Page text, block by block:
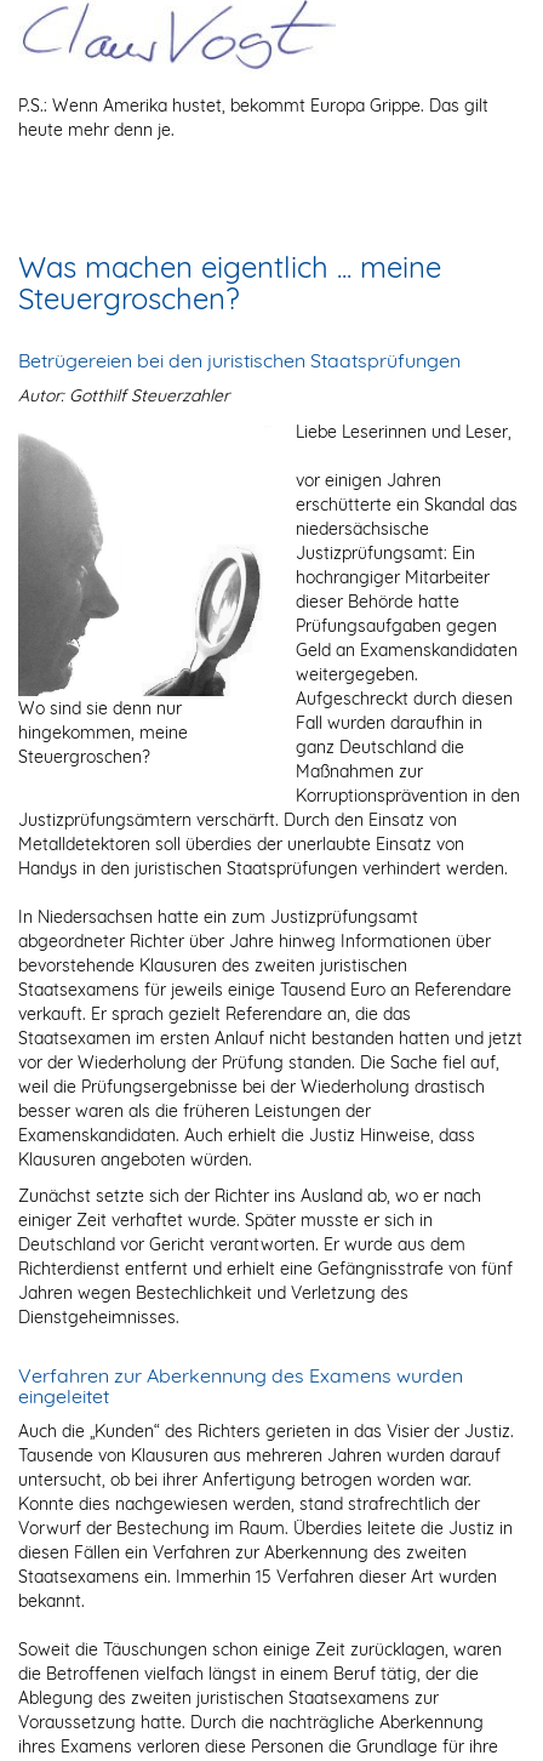
P.S.: Wenn Amerika hustet, bekommt Europa Grippe. Das gilt
heute mehr denn je.
Was machen eigentlich ... meine
Steuergroschen?
Betrügereien bei den juristischen Staatsprüfungen
Wo sind sie denn nur
hingekommen, meine
Steuergroschen?
Autor: Gotthilf Steuerzahler
Liebe Leserinnen und Leser,
vor einigen Jahren
erschütterte ein Skandal das
niedersächsische
Justizprüfungsamt: Ein
hochrangiger Mitarbeiter
dieser Behörde hatte
Prüfungsaufgaben gegen
Geld an Examenskandidaten
weitergegeben.
Aufgeschreckt durch diesen
Fall wurden daraufhin in
ganz Deutschland die
Maßnahmen zur
Korruptionsprävention in den
Justizprüfungsämtern verschärft. Durch den Einsatz von
Metalldetektoren soll überdies der unerlaubte Einsatz von
Handys in den juristischen Staatsprüfungen verhindert werden.
In Niedersachsen hatte ein zum Justizprüfungsamt
abgeordneter Richter über Jahre hinweg Informationen über
bevorstehende Klausuren des zweiten juristischen
Staatsexamens für jeweils einige Tausend Euro an Referendare
verkauft. Er sprach gezielt Referendare an, die das
Staatsexamen im ersten Anlauf nicht bestanden hatten und jetzt
vor der Wiederholung der Prüfung standen. Die Sache fiel auf,
weil die Prüfungsergebnisse bei der Wiederholung drastisch
besser waren als die früheren Leistungen der
Examenskandidaten. Auch erhielt die Justiz Hinweise, dass
Klausuren angeboten würden.
Zunächst setzte sich der Richter ins Ausland ab, wo er nach
einiger Zeit verhaftet wurde. Später musste er sich in
Deutschland vor Gericht verantworten. Er wurde aus dem
Richterdienst entfernt und erhielt eine Gefängnisstrafe von fünf
Jahren wegen Bestechlichkeit und Verletzung des
Dienstgeheimnisses.
Verfahren zur Aberkennung des Examens wurden
eingeleitet
Auch die „Kunden“ des Richters gerieten in das Visier der Justiz.
Tausende von Klausuren aus mehreren Jahren wurden darauf
untersucht, ob bei ihrer Anfertigung betrogen worden war.
Konnte dies nachgewiesen werden, stand strafrechtlich der
Vorwurf der Bestechung im Raum. Überdies leitete die Justiz in
diesen Fällen ein Verfahren zur Aberkennung des zweiten
Staatsexamens ein. Immerhin 15 Verfahren dieser Art wurden
bekannt.
Soweit die Täuschungen schon einige Zeit zurücklagen, waren
die Betroffenen vielfach längst in einem Beruf tätig, der die
Ablegung des zweiten juristischen Staatsexamens zur
Voraussetzung hatte. Durch die nachträgliche Aberkennung
ihres Examens verloren diese Personen die Grundlage für ihre